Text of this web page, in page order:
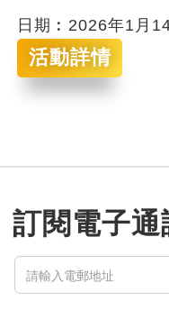
日期︰2026年1月
活動詳情
訂閱電子通